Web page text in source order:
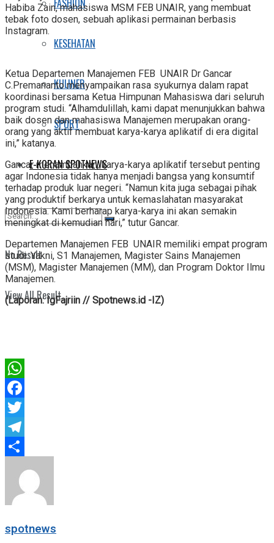
FASHION
KESEHATAN
KULINER
SPORT
E-KORAN SPOTNEWS
No Result
View All Result
Habiba Zain, mahasiswa MSM FEB UNAIR, yang membuat
tebak foto dosen, sebuah aplikasi permainan berbasis
Instagram.
Ketua Departemen Manajemen FEB UNAIR Dr Gancar
C.Premananto menyampaikan rasa syukurnya dalam rapat
koordinasi bersama Ketua Himpunan Mahasiswa dari seluruh
program studi. “Alhamdulillah, kami dapat menunjukkan bahwa
baik dosen dan mahasiswa Manajemen merupakan orang-
orang yang aktif membuat karya-karya aplikatif di era digital
ini,” katanya.
Gancar menambahkan, karya-karya aplikatif tersebut penting
agar Indonesia tidak hanya menjadi bangsa yang konsumtif
terhadap produk luar negeri. “Namun kita juga sebagai pihak
yang produktif berkarya untuk kemaslahatan masyarakat
Indonesia. Kami berharap karya-karya ini akan semakin
meningkat di kemudian hari,” tutur Gancar.
Departemen Manajemen FEB UNAIR memiliki empat program
studi. Yakni, S1 Manajemen, Magister Sains Manajemen
(MSM), Magister Manajemen (MM), dan Program Doktor Ilmu
Manajemen.
(Laporan: IgFajriin // Spotnews.id -IZ)
WhatsApp
Facebook
Twitter
Telegram
spotnews